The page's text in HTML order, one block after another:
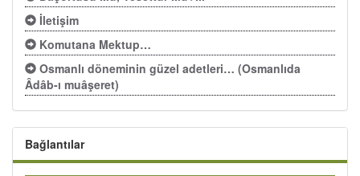
İletişim
Komutana Mektup…
Osmanlı döneminin güzel adetleri… (Osmanlıda
Âdâb-ı muâşeret)
Bağlantılar